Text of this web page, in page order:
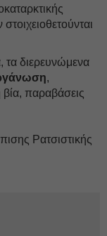
τα διερευνώμενα
,
βία, παραβάσεις
Ρατσιστικής